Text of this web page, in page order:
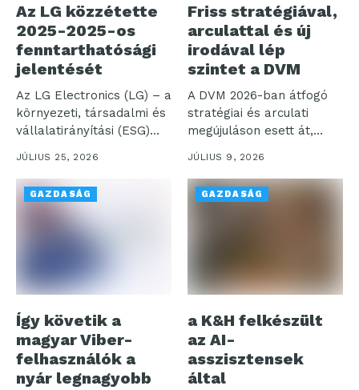
Az LG közzétette
2025-2025-os
fenntarthatósági
jelentését
Az LG Electronics (LG) – a
környezeti, társadalmi és
vállalatirányítási (ESG)
menedzsment...
JÚLIUS 25, 2026
Friss stratégiával,
arculattal és új
irodával lép
szintet a DVM
A DVM 2026-ban átfogó
stratégiai és arculati
megújuláson esett át,
egyidejűleg a...
JÚLIUS 9, 2026
GAZDASÁG
Így követik a
magyar Viber-
felhasználók a
nyár legnagyobb
GAZDASÁG
a K&H felkészült
az AI-
asszisztensek
által